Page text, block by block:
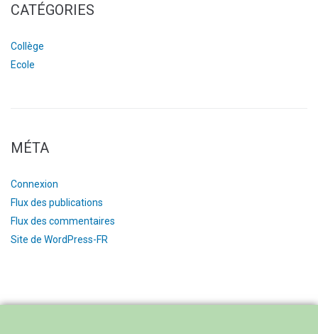
CATÉGORIES
Collège
Ecole
MÉTA
Connexion
Flux des publications
Flux des commentaires
Site de WordPress-FR